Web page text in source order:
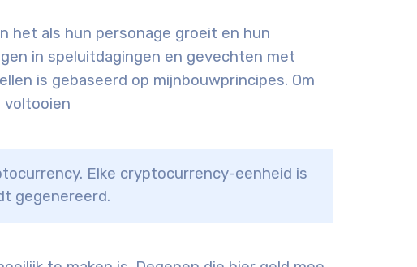
het als hun personage groeit en hun
in speluitdagingen en gevechten met
is gebaseerd op mijnbouwprincipes. Om
voltooien
Elke cryptocurrency-eenheid is
gegenereerd.